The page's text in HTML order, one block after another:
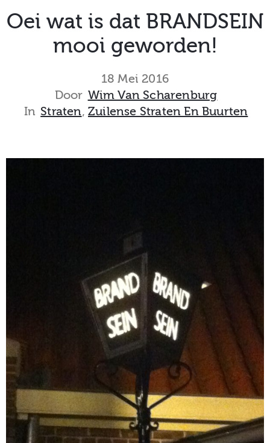
Oei wat is dat BRANDSEIN
mooi geworden!
18 Mei 2016
Door Wim Van Scharenburg
In Straten‚ Zuilense Straten En Buurten